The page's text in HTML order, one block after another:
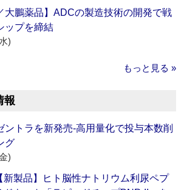
大鵬薬品】ADCの製造技術の開発で戦
ップを締結
)
もっと見る »
報
ントラを新発売‐高用量化で投与本数削
グ
)
新製品】ヒト脳性ナトリウム利尿ペプ